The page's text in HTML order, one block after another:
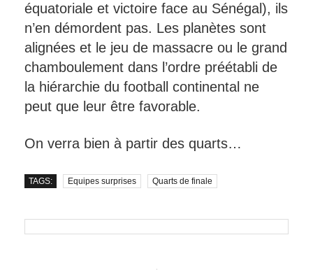
équatoriale et victoire face au Sénégal), ils
n’en démordent pas. Les planètes sont
alignées et le jeu de massacre ou le grand
chamboulement dans l’ordre préétabli de
la hiérarchie du football continental ne
peut que leur être favorable.
On verra bien à partir des quarts…
TAGS: Equipes surprises Quarts de finale